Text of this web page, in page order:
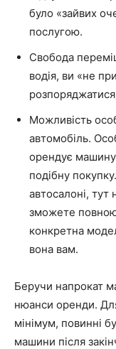
було «зайвих
послугою.
Свобода
водія, ви «не
Можливість
автомобіль.
орендує
подібну
автосалоні, тут
зможете
конкретна
вона вам.
Беручи напрокат
нюанси оренди.
мінімум, повинні
машини після